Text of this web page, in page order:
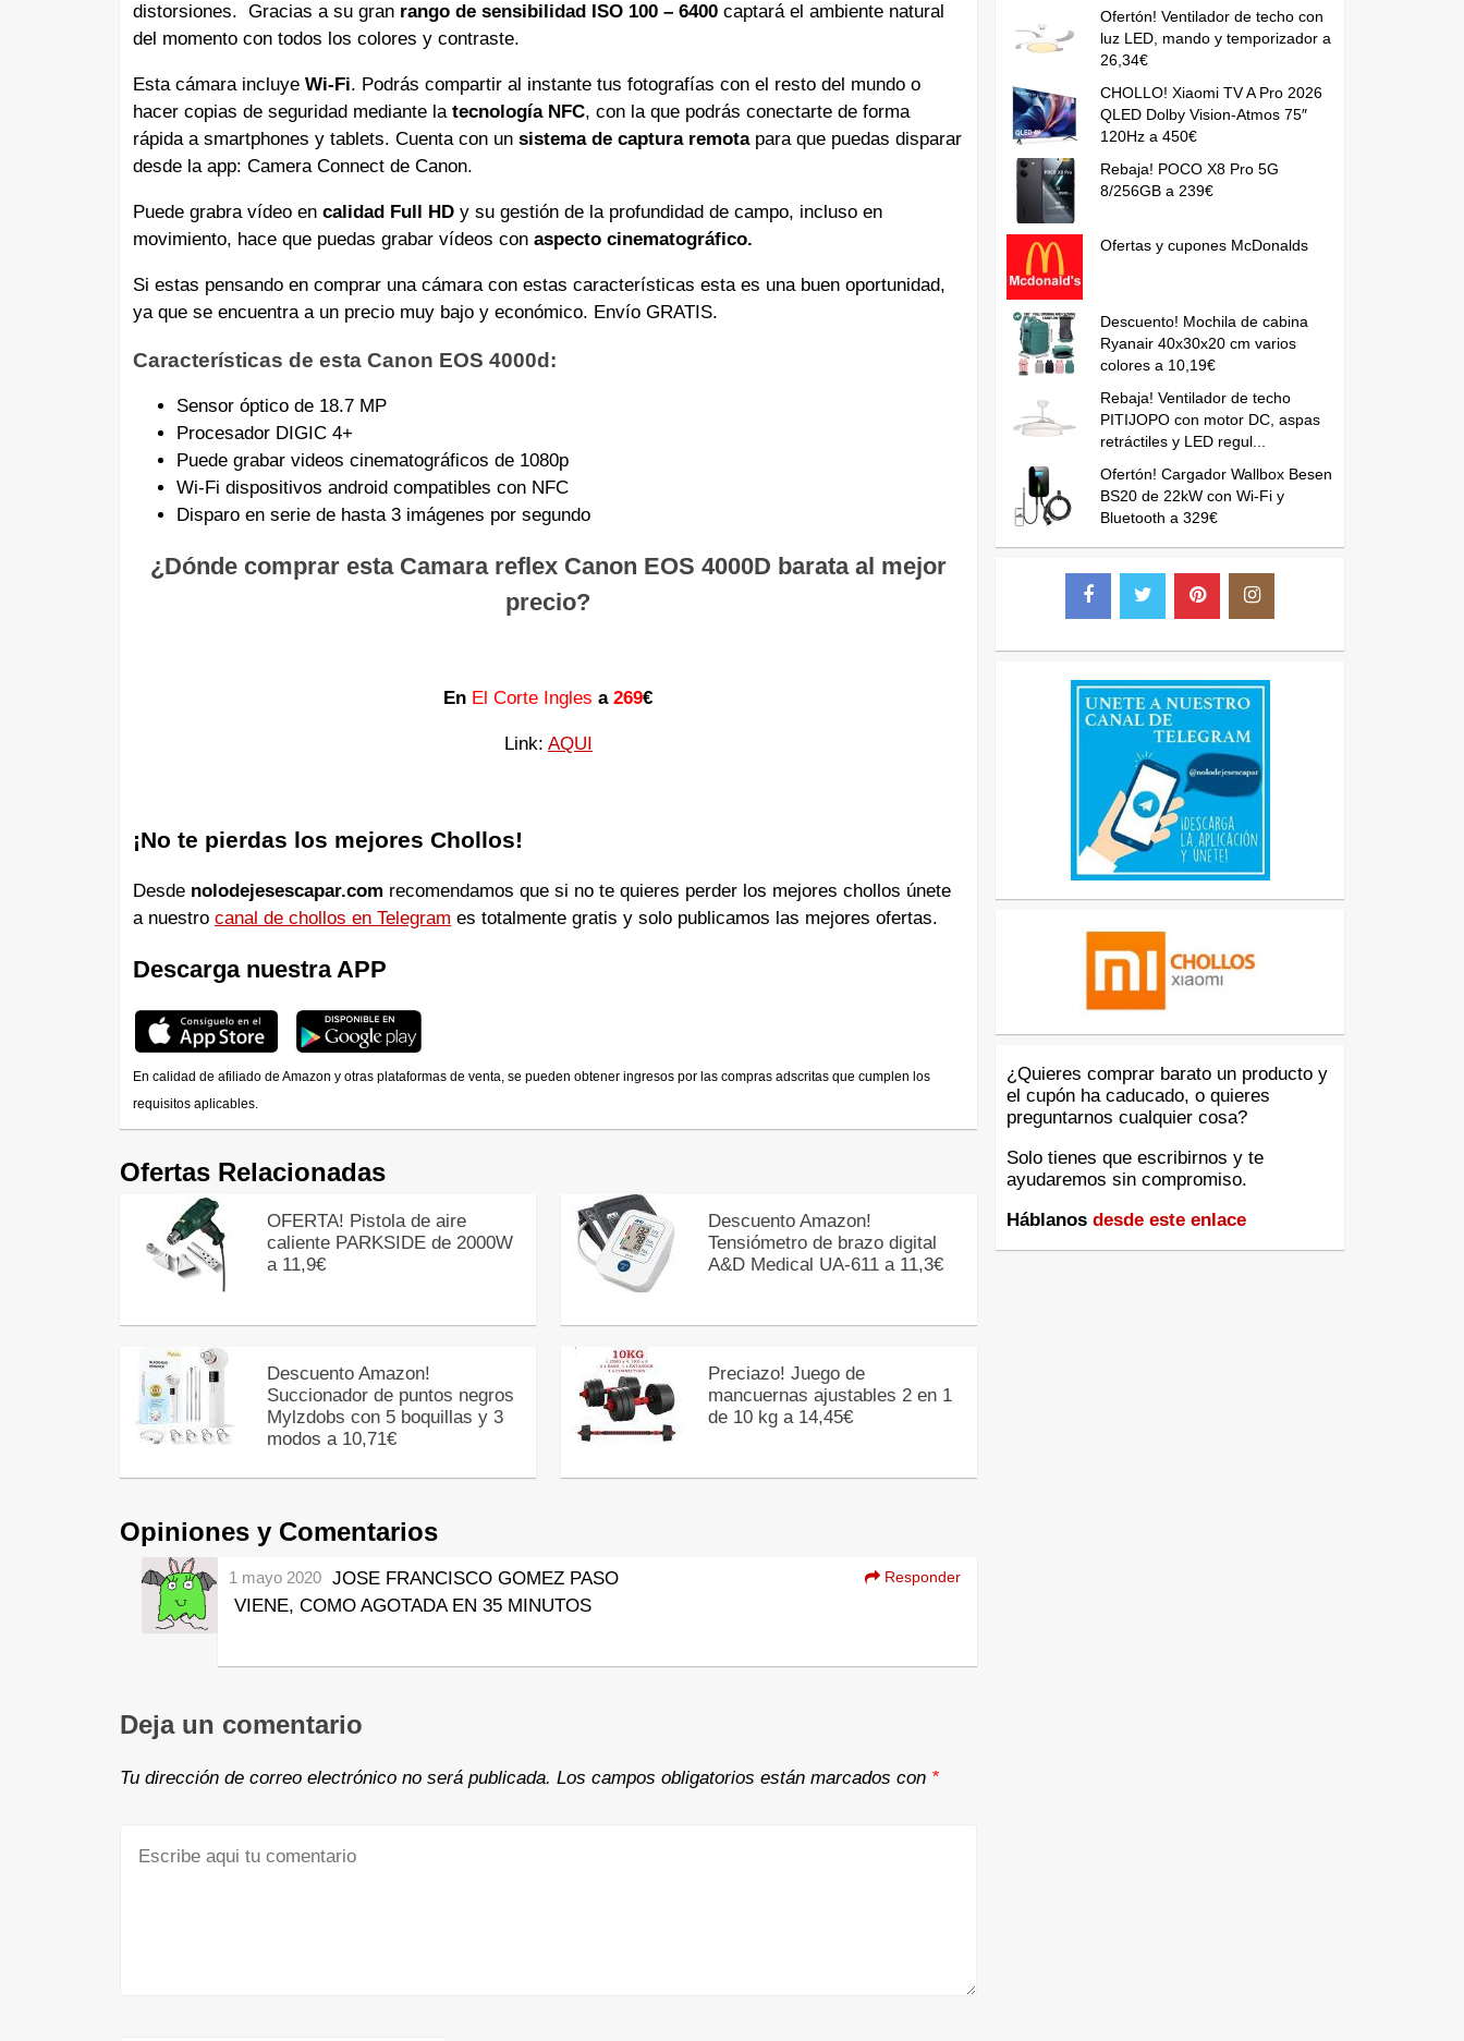
distorsiones. Gracias a su gran rango de sensibilidad ISO 100 – 6400 captará el ambiente natural
del momento con todos los colores y contraste.
Esta cámara incluye Wi-Fi. Podrás compartir al instante tus fotografías con el resto del mundo o
hacer copias de seguridad mediante la tecnología NFC, con la que podrás conectarte de forma
rápida a smartphones y tablets. Cuenta con un sistema de captura remotapara que puedas disparar
desde la app: Camera Connect de Canon.
Puede grabra vídeo en calidad Full HD y su gestión de la profundidad de campo, incluso en
movimiento, hace que puedas grabar vídeos con aspecto cinematográfico.
Si estas pensando en comprar una cámara con estas características esta es una buen oportunidad,
ya que se encuentra a un precio muy bajo y económico. Envío GRATIS.
Características de esta Canon EOS 4000d:
Sensor óptico de 18.7 MP
Procesador DIGIC 4+
Puede grabar videos cinematográficos de 1080p
Wi-Fi dispositivos android compatibles con NFC
Disparo en serie de hasta 3 imágenes por segundo
¿Dónde comprar esta Camara reflex Canon EOS 4000D barata al mejor
precio?
En El Corte Ingles a269€
Link: AQUI
¡No te pierdas los mejores Chollos!
Desde nolodejesescapar.com recomendamos que si no te quieres perder los mejores chollos únete
a nuestro canal de chollos en Telegram es totalmente gratis y solo publicamos las mejores ofertas.
Descarga nuestra APP
En calidad de afiliado de Amazon y otras plataformas de venta, se pueden obtener ingresos por las compras adscritas que cumplen los
requisitos aplicables.
Ofertas Relacionadas
OFERTA! Pistola de aire
caliente PARKSIDE de 2000W
a 11,9€
Descuento Amazon!
Tensiómetro de brazo digital
A&D Medical UA-611 a 11,3€
Descuento Amazon!
Succionador de puntos negros
Mylzdobs con 5 boquillas y 3
modos a 10,71€
Preciazo! Juego de
mancuernas ajustables 2 en 1
de 10 kg a 14,45€
Opiniones y Comentarios
JOSE FRANCISCO GOMEZ PASO
1 mayo 2020 Responder
VIENE, COMO AGOTADA EN 35 MINUTOS
Deja un comentario
Tu dirección de correo electrónico no será publicada. Los campos obligatorios están marcados con *
Ofertón! Ventilador de techo con
luz LED, mando y temporizador a
26,34€
CHOLLO! Xiaomi TV A Pro 2026
QLED Dolby Vision-Atmos 75″
120Hz a 450€
Rebaja! POCO X8 Pro 5G
8/256GB a 239€
Ofertas y cupones McDonalds
Descuento! Mochila de cabina
Ryanair 40x30x20 cm varios
colores a 10,19€
Rebaja! Ventilador de techo
PITIJOPO con motor DC, aspas
retráctiles y LED regul...
Ofertón! Cargador Wallbox Besen
BS20 de 22kW con Wi-Fi y
Bluetooth a 329€
¿Quieres comprar barato un producto y
el cupón ha caducado, o quieres
preguntarnos cualquier cosa?
Solo tienes que escribirnos y te
ayudaremos sin compromiso.
Háblanos desde este enlace